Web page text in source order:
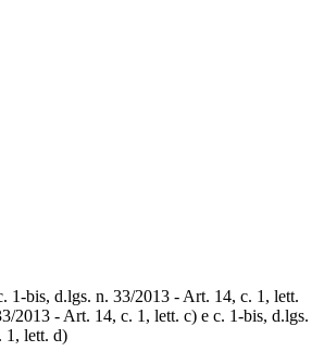
1-bis, d.lgs. n. 33/2013 - Art. 14, c. 1, lett.
2013 - Art. 14, c. 1, lett. c) e c. 1-bis, d.lgs.
1, lett. d)